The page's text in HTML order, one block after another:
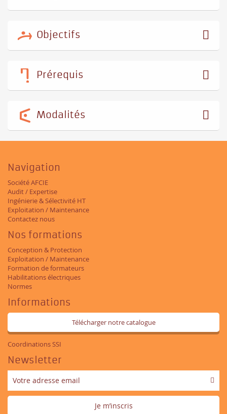
Objectifs
Prérequis
Modalités
Navigation
Société AFCIE
Audit / Expertise
Ingénierie & Sélectivité HT
Exploitation / Maintenance
Contactez nous
Nos formations
Conception & Protection
Exploitation / Maintenance
Formation de formateurs
Habilitations électriques
Normes
Informations
Télécharger notre catalogue
Coordinations SSI
Newsletter